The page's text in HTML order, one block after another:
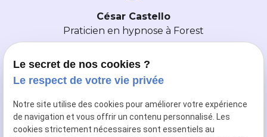
César Castello
Praticien en hypnose à Forest
+32 25 80 13 68
64, Avenue Kersbeek
1190 FOREST
Le secret de nos cookies ?
Le respect de votre vie privée
Notre site utilise des cookies pour améliorer votre expérience
de navigation et vous offrir un contenu personnalisé. Les
cookies strictement nécessaires sont essentiels au